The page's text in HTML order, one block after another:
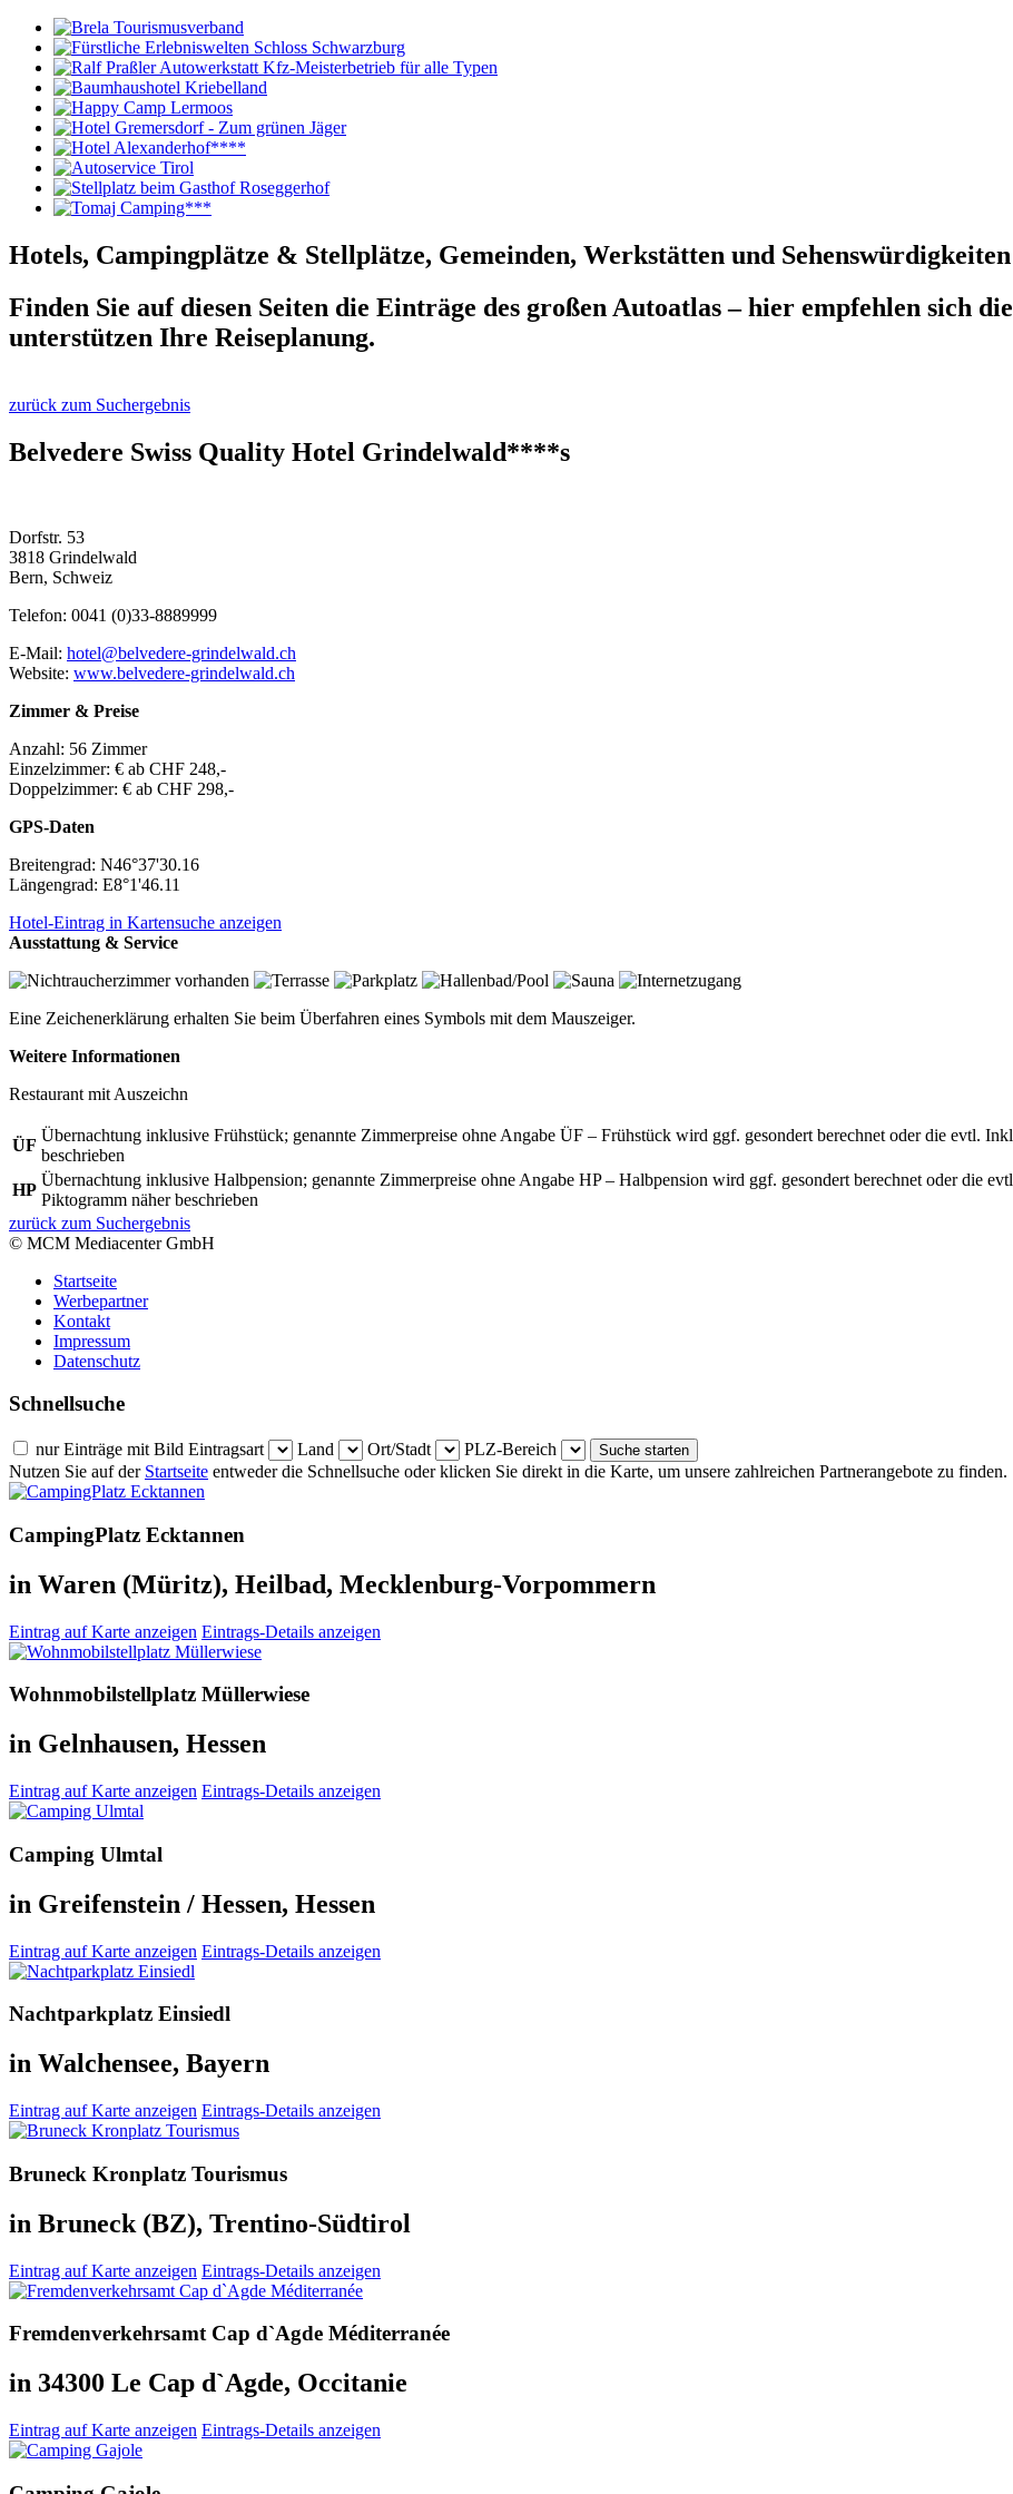
Hotels, Campingplätze & Stellplätze, Gemeinden, Werkstätten und Sehenswürdigkeiten
Finden Sie auf diesen Seiten die Einträge des großen Autoatlas – hier empfehlen sich
unterstützen Ihre Reiseplanung.
zurück zum Suchergebnis
Belvedere Swiss Quality Hotel Grindelwald****s
Dorfstr. 53
3818 Grindelwald
Bern, Schweiz
Telefon: 0041 (0)33-8889999
E-Mail: hotel@belvedere-grindelwald.ch
Website: www.belvedere-grindelwald.ch
Zimmer & Preise
Anzahl: 56 Zimmer
Einzelzimmer: € ab CHF 248,-
Doppelzimmer: € ab CHF 298,-
GPS-Daten
Breitengrad: N46°37'30.16
Längengrad: E8°1'46.11
Hotel-Eintrag in Kartensuche anzeigen
Ausstattung & Service
Eine Zeichenerklärung erhalten Sie beim Überfahren eines Symbols mit dem Mauszeiger.
Weitere Informationen
Restaurant mit Auszeichn
ÜF
Übernachtung inklusive Frühstück; genannte Zimmerpreise ohne Angabe ÜF – Frühstück wird ggf. gesondert berechnet oder die evtl.
beschrieben
HP
Übernachtung inklusive Halbpension; genannte Zimmerpreise ohne Angabe HP – Halbpension wird ggf. gesondert berechnet oder die
Piktogramm näher beschrieben
zurück zum Suchergebnis
© MCM Mediacenter GmbH
Startseite
Werbepartner
Kontakt
Impressum
Datenschutz
Schnellsuche
nur Einträge mit Bild Eintragsart Land Ort/Stadt
PLZ-Bereich
Nutzen Sie auf der Startseite entweder die Schnellsuche oder klicken Sie direkt in die Karte, um unsere zahlreichen Partnerangebote zu finden.
CampingPlatz Ecktannen
in Waren (Müritz), Heilbad, Mecklenburg-Vorpommern
Eintrag auf Karte anzeigen Eintrags-Details anzeigen
Wohnmobilstellplatz Müllerwiese
in Gelnhausen, Hessen
Eintrag auf Karte anzeigen Eintrags-Details anzeigen
Camping Ulmtal
in Greifenstein / Hessen, Hessen
Eintrag auf Karte anzeigen Eintrags-Details anzeigen
Nachtparkplatz Einsiedl
in Walchensee, Bayern
Eintrag auf Karte anzeigen Eintrags-Details anzeigen
Bruneck Kronplatz Tourismus
in Bruneck (BZ), Trentino-Südtirol
Eintrag auf Karte anzeigen Eintrags-Details anzeigen
Fremdenverkehrsamt Cap d`Agde Méditerranée
in 34300 Le Cap d`Agde, Occitanie
Eintrag auf Karte anzeigen Eintrags-Details anzeigen